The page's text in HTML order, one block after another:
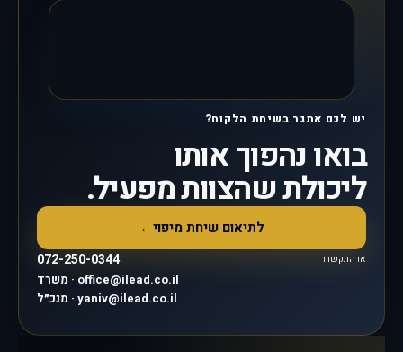
יש לכם אתגר בשיחת הלקוח?
בואו נהפוך אותו
ליכולת שהצוות מפעיל.
לתיאום שיחת מיפוי←
או התקשרו 072-250-0344
משרד · office@ilead.co.il
מנכ״ל · yaniv@ilead.co.il